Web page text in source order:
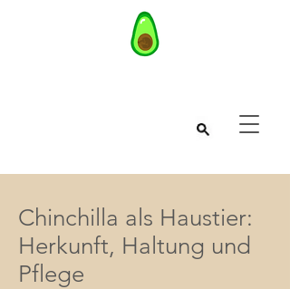
Chinchilla als Haustier:
Herkunft, Haltung und
Pflege